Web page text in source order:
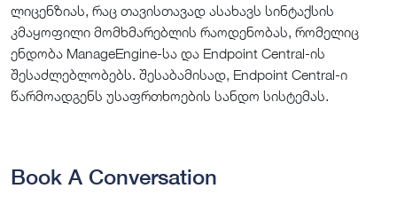
ლიცენზიას, რაც თავისთავად ასახავს სინტაქსის
კმაყოფილი მომხმარებლის რაოდენობას, რომელიც
ენდობა ManageEngine-სა და Endpoint Central-ის
შესაძლებლობებს. შესაბამისად, Endpoint Central-ი
წარმოადგენს უსაფრთხოების სანდო სისტემას.
Book A Conversation